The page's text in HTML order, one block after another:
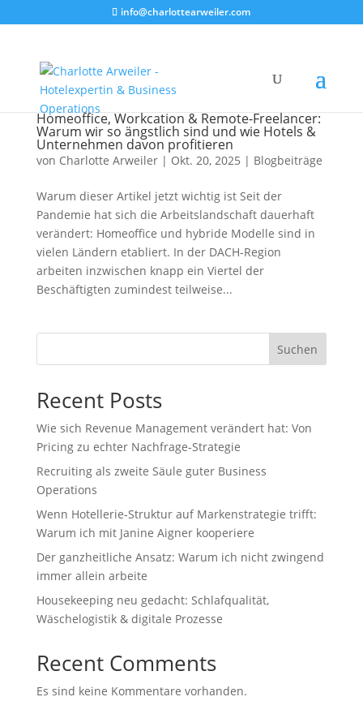
info@charlottearweiler.com
Homeoffice, Workcation & Remote-Freelancer:
Warum wir so ängstlich sind und wie Hotels &
Unternehmen davon profitieren
von Charlotte Arweiler| Okt. 20, 2025 | Blogbeiträge
Warum dieser Artikel jetzt wichtig ist Seit der
Pandemie hat sich die Arbeitslandschaft dauerhaft
verändert: Homeoffice und hybride Modelle sind in
vielen Ländern etabliert. In der DACH-Region
arbeiten inzwischen knapp ein Viertel der
Beschäftigten zumindest teilweise...
Suchen
Recent Posts
Wie sich Revenue Management verändert hat: Von
Pricing zu echter Nachfrage‑Strategie
Recruiting als zweite Säule guter Business
Operations
Wenn Hotellerie‑Struktur auf Markenstrategie trifft:
Warum ich mit Janine Aigner kooperiere
Der ganzheitliche Ansatz: Warum ich nicht zwingend
immer allein arbeite
Housekeeping neu gedacht: Schlafqualität,
Wäschelogistik & digitale Prozesse
Recent Comments
Es sind keine Kommentare vorhanden.